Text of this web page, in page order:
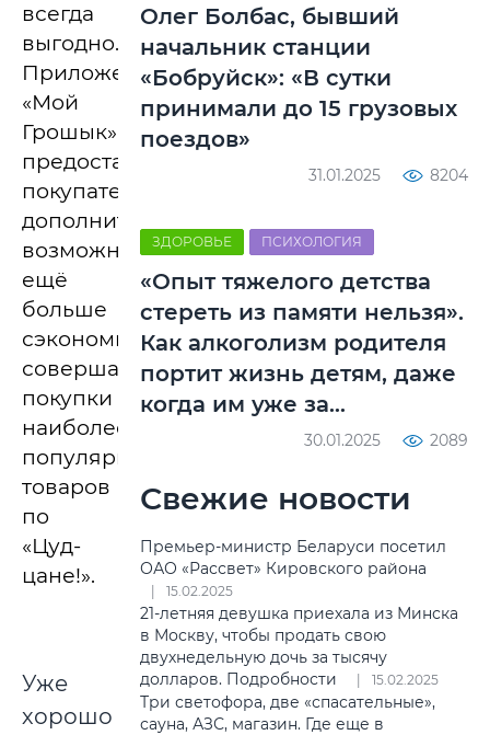
всегда
выгодно.
Приложение
«Мой
Грошык»
предоставляет
покупателям
дополнительную
возможность
ещё
больше
сэкономить,
совершая
покупки
наиболее
популярных
товаров
по
«Цуд-
цане!».
Уже
хорошо
Олег Болбас, бывший
начальник станции
«Бобруйск»: «В сутки
принимали до 15 грузовых
поездов»
31.01.2025 8204
ЗДОРОВЬЕ ПСИХОЛОГИЯ
«Опыт тяжелого детства
стереть из памяти нельзя».
Как алкоголизм родителя
портит жизнь детям, даже
когда им уже за…
30.01.2025 2089
Свежие новости
Премьер-министр Беларуси посетил
ОАО «Рассвет» Кировского района
15.02.2025
21-летняя девушка приехала из Минска
в Москву, чтобы продать свою
двухнедельную дочь за тысячу
долларов. Подробности
15.02.2025
Три светофора, две «спасательные»,
сауна, АЗС, магазин. Где еще в